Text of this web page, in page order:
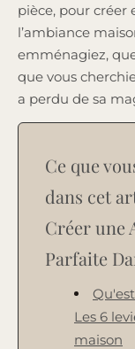
pièce, pour créer
l’ambiance
emménagiez,
que vous
a perdu de sa
Ce que
dans cet
Créer une
Parfaite
Les 6
maison